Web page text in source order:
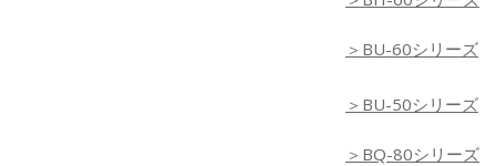
＞BU-60シリーズ
＞BU-50シリーズ
＞BQ-80シリーズ